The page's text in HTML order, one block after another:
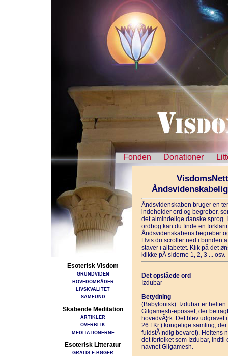
Fonden Donationer
Esoterisk Visdom
GRUNDVIDEN
HOVEDOMRÅDER
LIVSKVALITET
SAMFUND
Skabende Meditation
ARTIKLER
OVERBLIK
MEDITATIONERNE
Esoterisk Litteratur
GRATIS E-BØGER
Åndsvidenskaben bruger en
indeholder ord og begreber,
det almindelige danske sprog.
ordbog kan du finde en
Åndsvidenskabens begreber
Hvis du scroller ned i bunden
staver i alfabetet. Klik på det
klikke pÅ siderne 1, 2, 3 ... osv.
Det opslåede ord
Izdubar
Betydning
(Babylonisk). Izdubar er
Gilgamesh-eposset, der
hovedvÃ¦rk. Det blev
26 f.Kr.) kongelige samling,
fuldstÃ¦ndig bevaret). Heltens
det fortolket som Izdubar, indtil
navnet Gilgamesh.